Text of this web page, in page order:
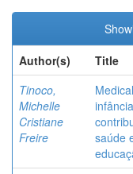
Author(s)
Title
Tinoco,
Michelle
Cristiane
Freire
saúde